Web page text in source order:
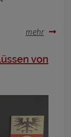
mehr
von